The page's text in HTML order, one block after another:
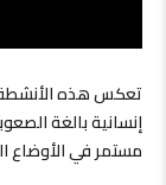
تعكس هذه
إنسانية بالغة
مستمر في الأوضاع